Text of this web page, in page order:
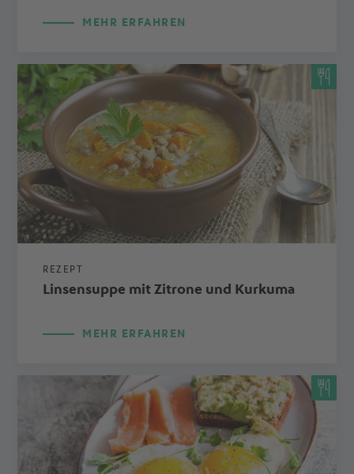
MEHR ERFAHREN
REZEPT
Linsensuppe mit Zitrone und Kurkuma
MEHR ERFAHREN